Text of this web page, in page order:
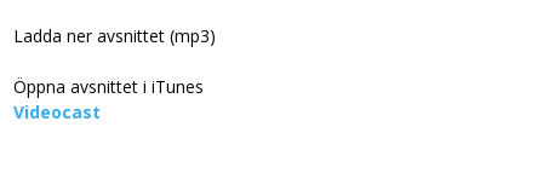
Ladda ner avsnittet (mp3)
Öppna avsnittet i iTunes
Videocast